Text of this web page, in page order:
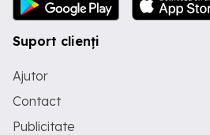
Suport clienți
Ajutor
Contact
Publicitate